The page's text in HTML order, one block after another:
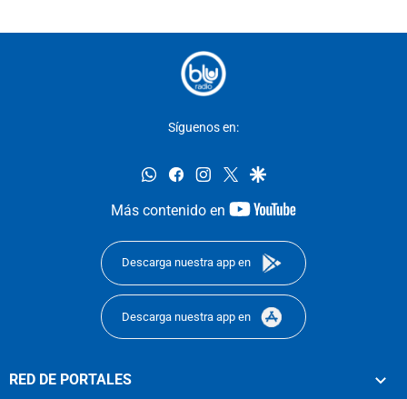
Síguenos en:
whatsappfacebookinstagram
twittergoogle
Más contenido en
youtube-
Descarga nuestra app en
Descarga nuestra app en
RED DE PORTALES